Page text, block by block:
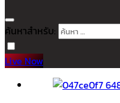
ค้นหาสำหรับ:
Live Now